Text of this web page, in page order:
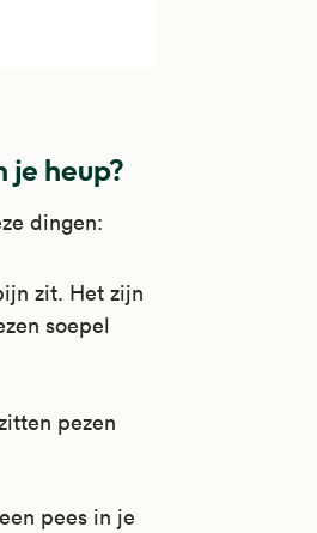
heup?
dingen:
zit. Het zijn
soepel
pezen
pees in je